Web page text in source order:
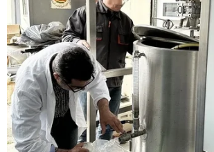
Trọng tài Hanna Hattab bắt chính trận Việt
Arabia ở Mỹ Đình.
Trận đấu ra mắt Đội tuyển Việt
luyện viên Kim Sang-sik sẽ là
Philippines ở lượt trận thứ 5 bảng
thứ 2 World Cup 2026 khu vực